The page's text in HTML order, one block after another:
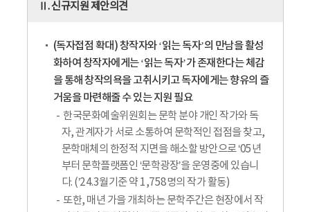
Ⅱ. 신규지원 제안의견
(독자접점 확대) 창작자와 ‘읽는 독자’의 만남을 활성
화하여 창작자에게는 ‘읽는 독자’가 존재한다는 체감
을 통해 창작의욕을 고취시키고 독자에게는 향유의 즐
거움을 마련해줄 수 있는 지원 필요
한국문화예술위원회는 문학 분야 개인 작가와 독
자, 관계자가 서로 소통하여 문학적인 접점을 찾고,
문학매체의 한정적 지면을 해소할 방안으로 ‘05년
부터 문학플랫폼인 ‘문학광장’을 운영중에 있습니
다. (’24.3월기준 약 1,758명의 작가 활동)
또한, 매년 가을 개최하는 문학주간은 현장에서 작